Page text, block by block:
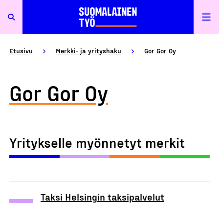
Etusivu Merkki- ja yrityshaku Gor Gor Oy
Gor Gor Oy
Yritykselle myönnetyt merkit
Taksi Helsingin taksipalvelut